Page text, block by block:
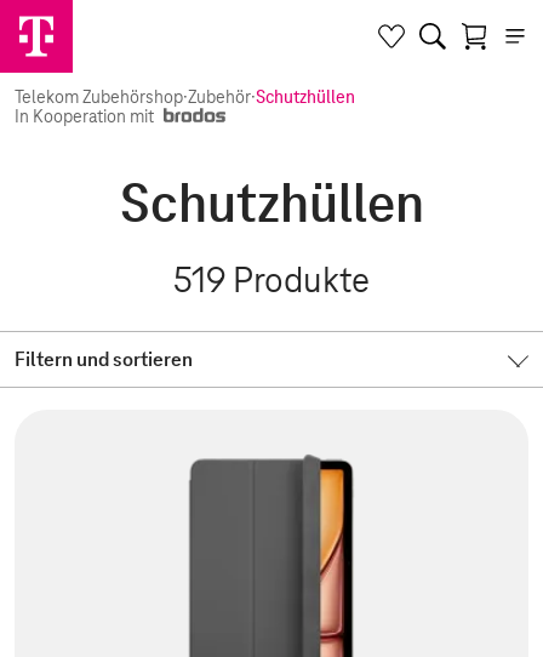
Telekom Zubehörshop·Zubehör·Schutzhüllen
In Kooperation mit
Schutzhüllen
519 Produkte
Filtern und sortieren